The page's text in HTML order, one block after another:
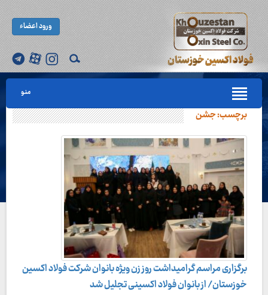
ورود اعضاء
منو
برچسب:جشن
برگزاری مراسم گرامیداشت روز زن ویژه بانوان شرکت فولاد اکسین
خوزستان/ از بانوان فولاد اکسینی تجلیل شد